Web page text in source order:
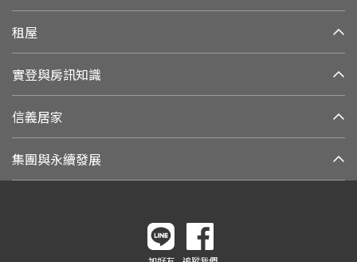
租屋
實登與房訊知識
信義居家
集團與永續發展